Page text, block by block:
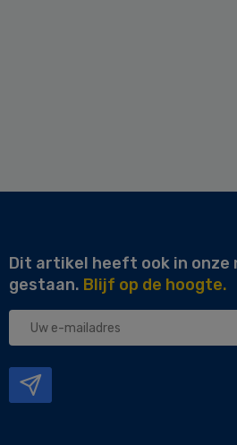
Dit artikel heeft ook in onze
gestaan. Blijf op de hoogte.
Uw